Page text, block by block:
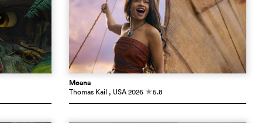
Moana
Thomas Kail , USA 2026 c5.8